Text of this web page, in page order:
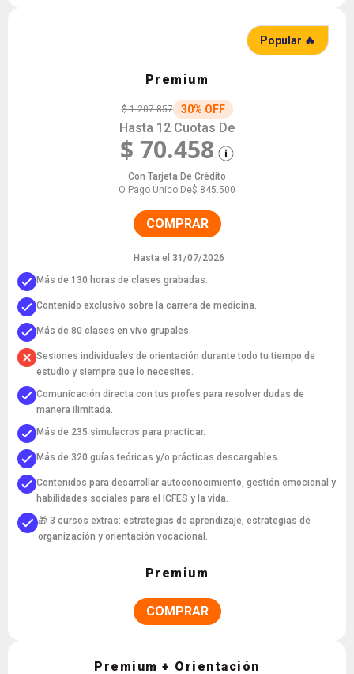
Popular 🔥
Premium
$ 1.207.857 30% OFF
Hasta 12 Cuotas De
$ 70.458
Con Tarjeta De Crédito
O Pago Único De$ 845.500
COMPRAR
Hasta el 31/07/2026
Más de 130 horas de clases grabadas.
Contenido exclusivo sobre la carrera de medicina.
Más de 80 clases en vivo grupales.
Sesiones individuales de orientación durante todo tu tiempo de
estudio y siempre que lo necesites.
Comunicación directa con tus profes para resolver dudas de
manera ilimitada.
Más de 235 simulacros para practicar.
Más de 320 guías teóricas y/o prácticas descargables.
Contenidos para desarrollar autoconocimiento, gestión emocional y
habilidades sociales para el ICFES y la vida.
🎁 3 cursos extras: estrategias de aprendizaje, estrategias de
organización y orientación vocacional.
Premium
COMPRAR
Premium + Orientación